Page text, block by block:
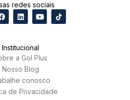
redes sociais
Institucional
a Gol Plus
Nosso Blog
conosco
de Privacidade